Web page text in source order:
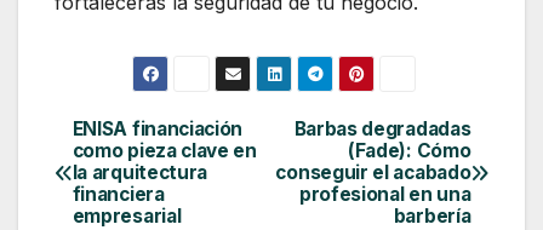
Navegación
de
entradas
Barbas degradadas
(Fade): Cómo
conseguir el acabado
profesional en una
barbería
ENISA financiación
como pieza clave en
la arquitectura
financiera
empresarial